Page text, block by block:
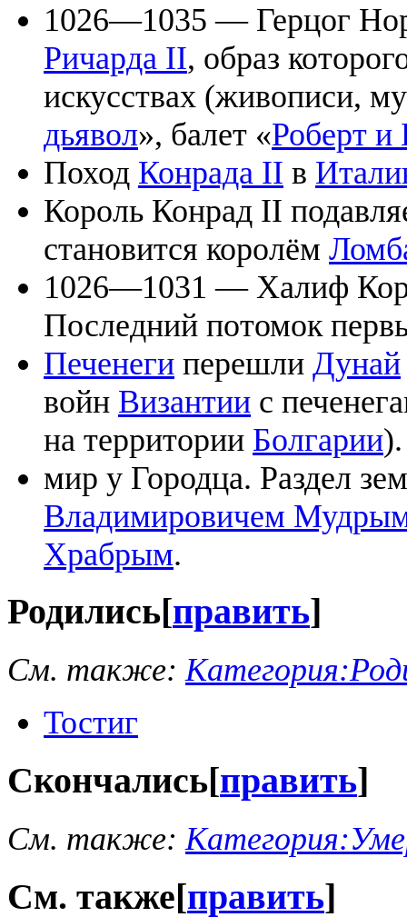
1026—1035 — Герцог
Ричарда II, образ
искусствах (живописи,
дьявол», балет «Роберт и
Поход Конрада II в
Король Конрад II
становится королём
1026—1031 — Халиф
Последний потомок
Печенеги перешли Дунай
войн Византии с
на территории Болгарии).
мир у Городца. Раздел
Владимировичем
Храбрым.
Родились[править]
См. также:
Тостиг
Скончались[править]
См. также:
См. также[править]